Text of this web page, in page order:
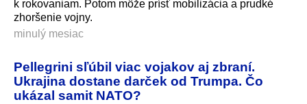
k rokovaniam. Potom môže prísť mobilizácia a prudké
zhoršenie vojny.
minulý mesiac
Pellegrini sľúbil viac vojakov aj zbraní.
Ukrajina dostane darček od Trumpa. Čo
ukázal samit NATO?